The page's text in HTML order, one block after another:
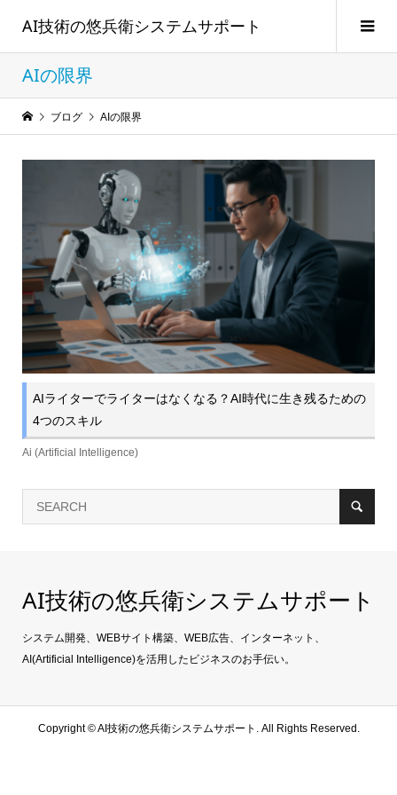
AI技術の悠兵衛システムサポート
AIの限界
ブログ AIの限界
AIライターでライターはなくなる？AI時代に生き残るための
4つのスキル
Ai (Artificial Intelligence)
AI技術の悠兵衛システムサポート
システム開発、WEBサイト構築、WEB広告、インターネット、
AI(Artificial Intelligence)を活用したビジネスのお手伝い。
Copyright ©AI技術の悠兵衛システムサポート. All Rights Reserved.